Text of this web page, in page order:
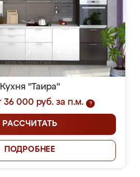
Кухня "Таира"
36 000 руб. за п.м.
?
РАССЧИТАТЬ
ПОДРОБНЕЕ